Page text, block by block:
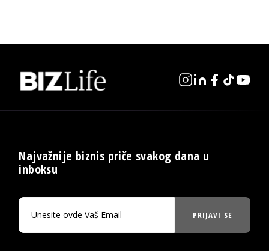
Najvažnije biznis priče svakog dana u
inboksu
PRIJAVI SE